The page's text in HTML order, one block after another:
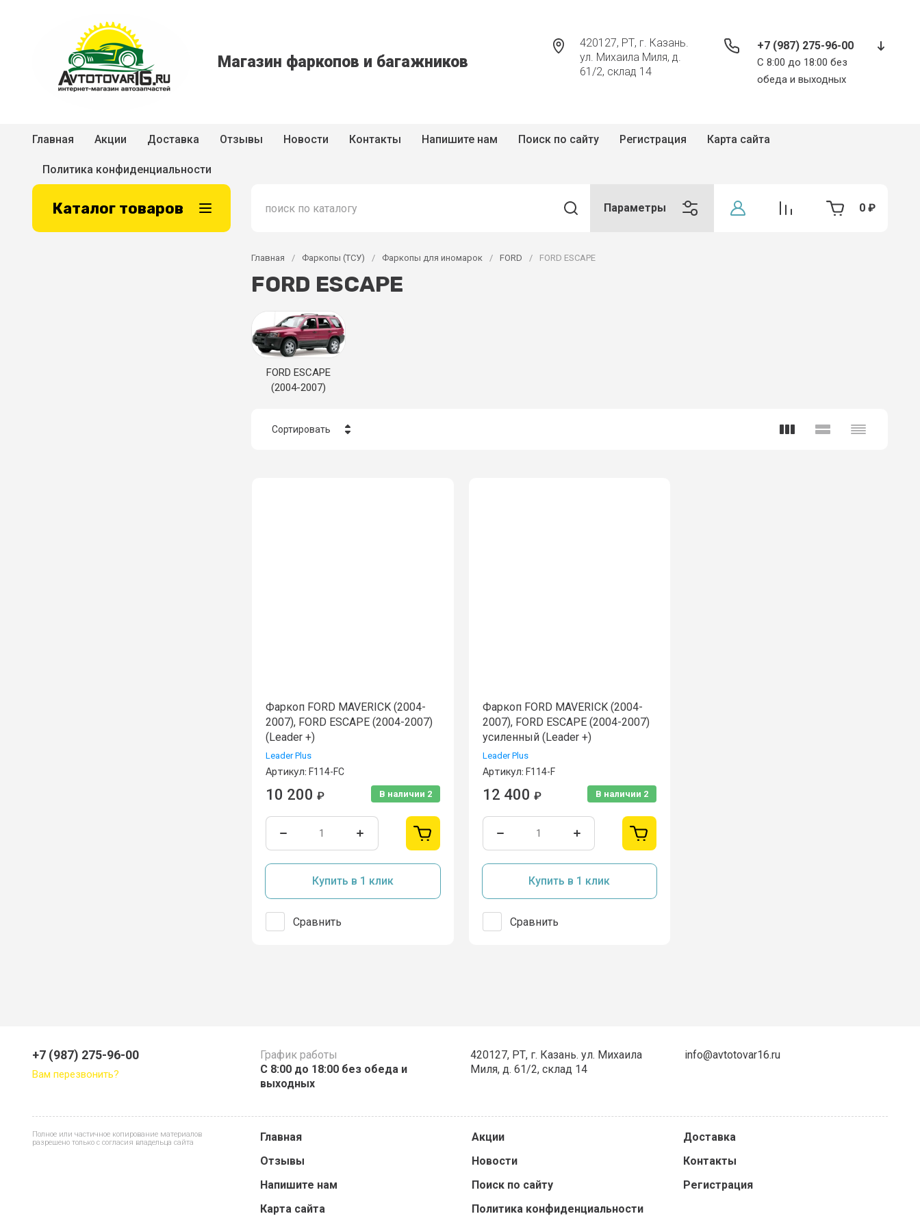
Магазин фаркопов и багажников
420127, РТ, г. Казань.
ул. Михаила Миля, д.
61/2, склад 14
+7 (987) 275-96-00
С 8:00 до 18:00 без
обеда и выходных
Главная Акции Доставка Отзывы Новости Контакты Напишите нам Поиск по сайту Регистрация Карта сайта
Политика конфиденциальности
Каталог товаров Параметры 0 ₽
Главная / Фаркопы (ТСУ) / Фаркопы для иномарок / FORD / FORD ESCAPE
FORD ESCAPE
FORD ESCAPE
(2004-2007)
Сортировать
Фаркоп FORD MAVERICK (2004-
2007), FORD ESCAPE (2004-2007)
(Leader +)
Leader Plus
Артикул: F114-FC
В наличии 2
10 200 ₽
Купить в 1 клик
Сравнить
Фаркоп FORD MAVERICK (2004-
2007), FORD ESCAPE (2004-2007)
усиленный (Leader +)
Leader Plus
Артикул: F114-F
В наличии 2
12 400 ₽
Купить в 1 клик
Сравнить
+7 (987) 275-96-00
Вам перезвонить?
График работы
С 8:00 до 18:00 без обеда и
выходных
420127, РТ, г. Казань. ул. Михаила
Миля, д. 61/2, склад 14
info@avtotovar16.ru
Полное или частичное копирование материалов
разрешено только с согласия владельца сайта
Главная Акции
Доставка
Отзывы
Новости
Контакты
Напишите нам
Поиск по сайту
Регистрация
Карта сайта
Политика конфиденциальности